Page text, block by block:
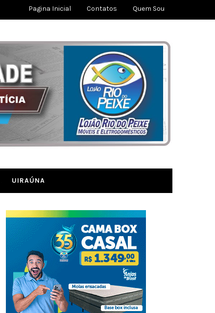
Pagina Inicial Contatos Quem Sou
UIRAÚNA